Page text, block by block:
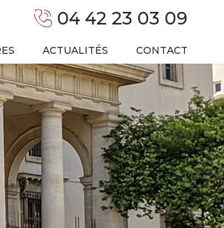
04 42 23 03 09
ACTUALITÉS CONTACT